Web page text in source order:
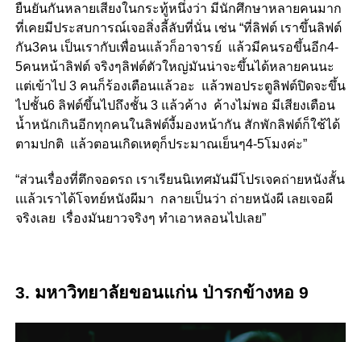
ยืนยันกันหลายเสียงในกระทู้หนึ่งว่า มีนักศึกษาหลายคนมาก
ที่เคยมีประสบการณ์เจอสิ่งลี้ลับที่นั่น เช่น “ที่ลิฟต์ เราขึ้นลิฟต์
กัน3คน เป็นเรากับเพื่อนแล้วก็อาจารย์ แล้วมีคนรอขึ้นอีก4-
5คนหน้าลิฟต์ จริงๆลิฟต์ตัวใหญ่มันน่าจะขึ้นได้หลายคนนะ
แต่เข้าไป 3 คนก็ร้องเตือนแล้วอะ แล้วพอประตูลิฟต์ปิดจะขึ้น
ไปชั้น6 ลิฟต์ขึ้นไปถึงชั้น 3 แล้วค้าง ค้างไม่พอ มีเสียงเตือน
น้ำหนักเกินอีกทุกคนในลิฟต์งี้มองหน้ากัน สักพักลิฟต์ก็ใช้ได้
ตามปกติ แล้วตอนเกิดเหตุก็ประมาณเย็นๆ4-5โมงค่ะ”
“ส่วนเรื่องที่ตึกจอดรถ เราเรียนนิเทศมันมีโปรเจคถ่ายหนังสั้น
เแล้วเราได้โจทย์หนังผีมา กลายเป็นว่า ถ่ายหนังผี เลยเจอผี
จริงเลย เรื่องมันยาวจริงๆ ทำเอาหลอนไปเลย”
3. มหาวิทยาลัยขอนแก่น ป่ารกข้างหอ 9